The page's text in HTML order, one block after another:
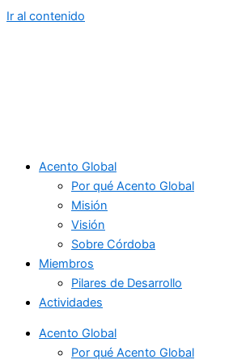
Ir al contenido
Acento Global
Por qué Acento Global
Misión
Visión
Sobre Córdoba
Miembros
Pilares de Desarrollo
Actividades
Acento Global
Por qué Acento Global